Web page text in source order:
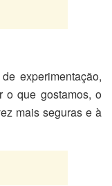
experimentação,
o que gostamos, o
mais seguras e à